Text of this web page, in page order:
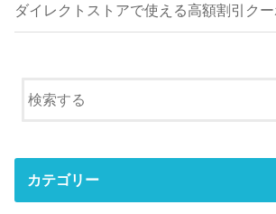
ダイレクトストアで使える高額割引ク
カテゴリー